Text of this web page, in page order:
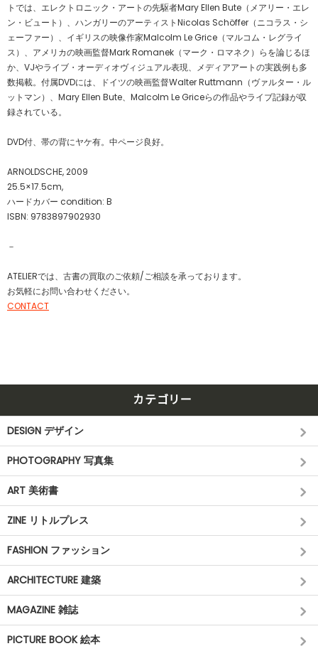
トでは、エレクトロニック・アートの先駆者Mary Ellen Bute（メアリー・エレ
ン・ビュート）、ハンガリーのアーティストNicolas Schöffer（ニコラス・シ
ェーファー）、イギリスの映像作家Malcolm Le Grice（マルコム・レグライ
ス）、アメリカの映画監督Mark Romanek（マーク・ロマネク）らを論じるほ
か、VJやライブ・オーディオヴィジュアル表現、メディアアートの実践例も多
数掲載。付属DVDには、ドイツの映画監督Walter Ruttmann（ヴァルター・ル
ットマン）、Mary Ellen Bute、Malcolm Le Griceらの作品やライブ記録が収
録されている。
DVD付、帯の背にヤケ有。中ページ良好。
ARNOLDSCHE, 2009
25.5×17.5cm,
ハードカバー condition: B
ISBN: 9783897902930
－
ATELIERでは、古書の買取のご依頼/ご相談を承っております。
お気軽にお問い合わせください。
CONTACT
カテゴリー
DESIGN デザイン
PHOTOGRAPHY 写真集
ART 美術書
ZINE リトルプレス
FASHION ファッション
ARCHITECTURE 建築
MAGAZINE 雑誌
PICTURE BOOK 絵本